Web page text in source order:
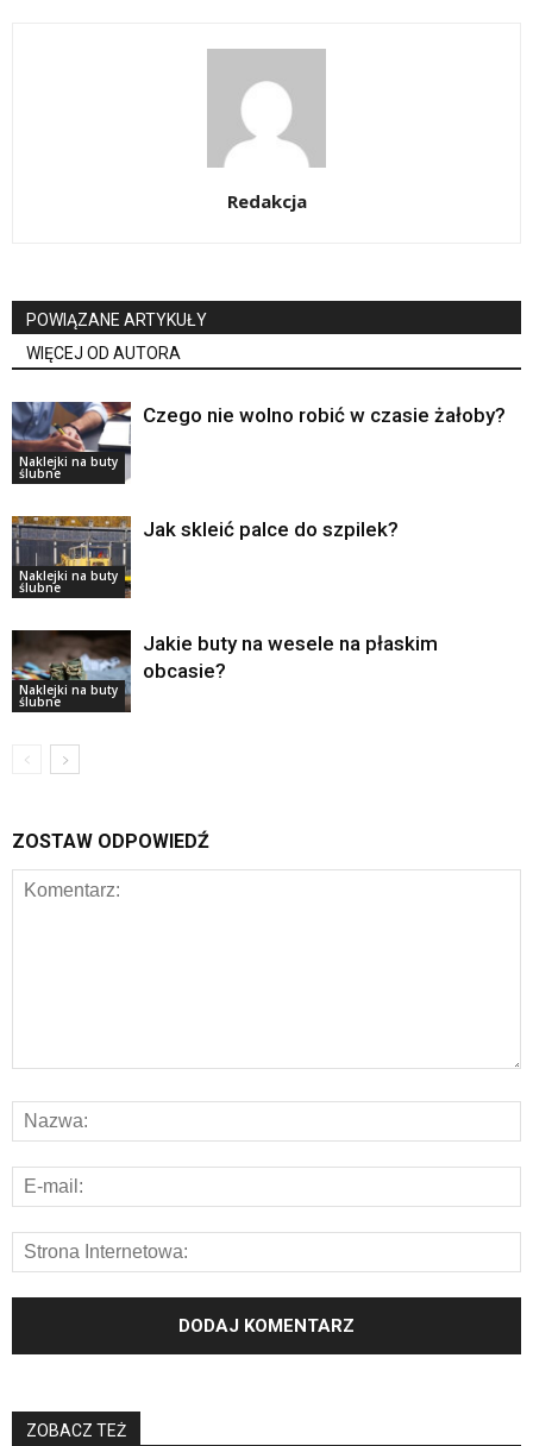
Redakcja
POWIĄZANE ARTYKUŁY
WIĘCEJ OD AUTORA
Naklejki na buty
ślubne
Czego nie wolno robić w czasie żałoby?
Naklejki na buty
ślubne
Jak skleić palce do szpilek?
Naklejki na buty
ślubne
Jakie buty na wesele na płaskim
obcasie?
ZOSTAW ODPOWIEDŹ
ZOBACZ TEŻ